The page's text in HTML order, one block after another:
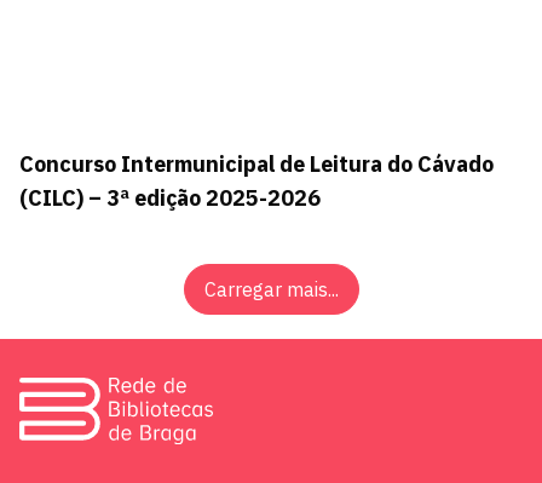
Concurso Intermunicipal de Leitura do Cávado
(CILC) – 3ª edição 2025-2026
Carregar mais...